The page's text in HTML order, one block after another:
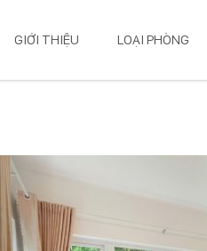
GIỚI THIỆU LOẠI PHÒNG